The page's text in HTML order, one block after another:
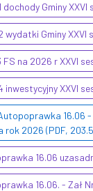
dochody Gminy XXVI
wydatki Gminy XXVI
FS na 2026 r XXVI
inwestycyjny XXVI
16.06
rok 2026 (PDF,
16.06
16.06. - Zał